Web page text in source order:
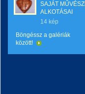
SAJÁT MŰVÉSZI
ALKOTÁSAI
14 kép
Böngéssz a galériák
között!